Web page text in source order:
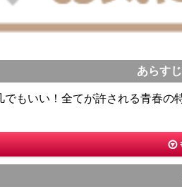
あらすじ
もいい！全てが許される青春の